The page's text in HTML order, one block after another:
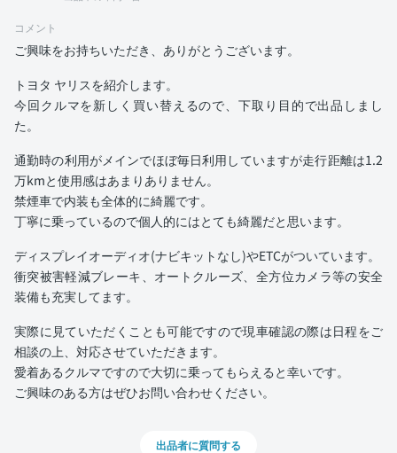
コメント
ご興味をお持ちいただき、ありがとうございます。
トヨタ ヤリスを紹介します。
今回クルマを新しく買い替えるので、下取り目的で出品しまし
た。
通勤時の利用がメインでほぼ毎日利用していますが走行距離は1.2
万kmと使用感はあまりありません。
禁煙車で内装も全体的に綺麗です。
丁寧に乗っているので個人的にはとても綺麗だと思います。
ディスプレイオーディオ(ナビキットなし)やETCがついています。
衝突被害軽減ブレーキ、オートクルーズ、全方位カメラ等の安全
装備も充実してます。
実際に見ていただくことも可能ですので現車確認の際は日程をご
相談の上、対応させていただきます。
愛着あるクルマですので大切に乗ってもらえると幸いです。
ご興味のある方はぜひお問い合わせください。
出品者に質問する